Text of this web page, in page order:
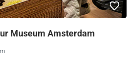
Museum Amsterdam